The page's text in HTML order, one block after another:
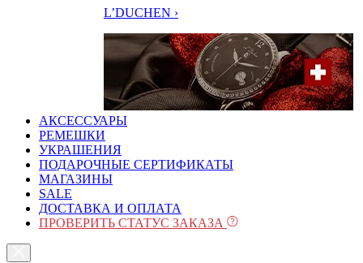
L’DUCHEN ›
АКСЕССУАРЫ
РЕМЕШКИ
УКРАШЕНИЯ
ПОДАРОЧНЫЕ СЕРТИФИКАТЫ
МАГАЗИНЫ
SALE
ДОСТАВКА И ОПЛАТА
ПРОВЕРИТЬ СТАТУС ЗАКАЗА